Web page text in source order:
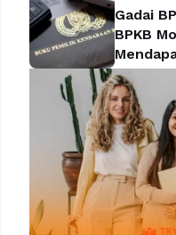
Gadai
BPKB